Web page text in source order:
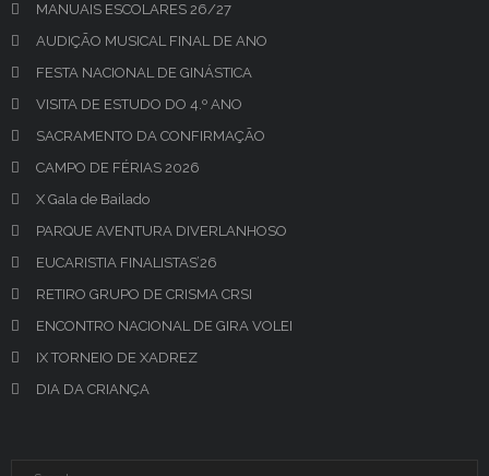
MANUAIS ESCOLARES 26/27
AUDIÇÃO MUSICAL FINAL DE ANO
FESTA NACIONAL DE GINÁSTICA
VISITA DE ESTUDO DO 4.º ANO
SACRAMENTO DA CONFIRMAÇÃO
CAMPO DE FÉRIAS 2026
X Gala de Bailado
PARQUE AVENTURA DIVERLANHOSO
EUCARISTIA FINALISTAS’26
RETIRO GRUPO DE CRISMA CRSI
ENCONTRO NACIONAL DE GIRA VOLEI
IX TORNEIO DE XADREZ
DIA DA CRIANÇA